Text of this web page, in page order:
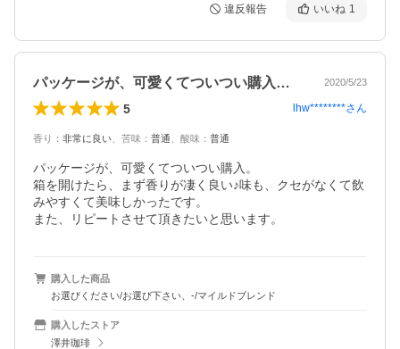
違反報告 いいね 1
パッケージが、可愛くてついつい購入。箱… 2020/5/23
5 lhw********さん
香り ： 非常に良い 苦味 ： 普通 酸味 ： 普通
パッケージが、可愛くてついつい購入。
箱を開けたら、まず香りが凄く良い♪味も、クセがなくて飲
みやすくて美味しかったです。
また、リピートさせて頂きたいと思います。
購入した商品
お選びください/お選び下さい、-/マイルドブレンド
購入したストア
澤井珈琲